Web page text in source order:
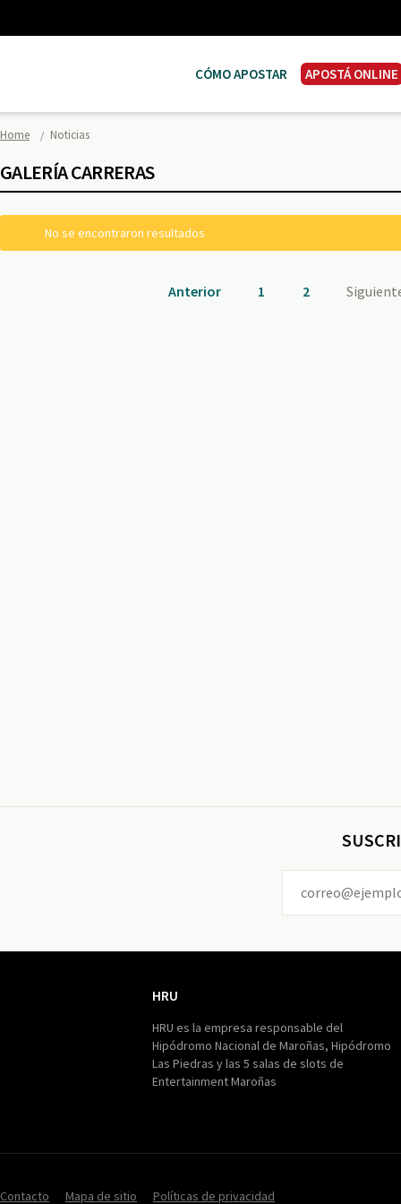
CÓMO APOSTAR APOSTÁ ONLINE
Home Noticias
GALERÍA CARRERAS
No se encontraron resultados
Anterior 1 2
HRU
HRU es la empresa responsable del
Hipódromo Nacional de Maroñas, Hipódromo
Las Piedras y las 5 salas de slots de
Entertainment Maroñas
Contacto Mapa de sitio Políticas de privacidad